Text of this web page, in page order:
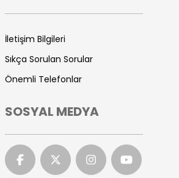
İletişim Bilgileri
Sıkça Sorulan Sorular
Önemli Telefonlar
SOSYAL MEDYA